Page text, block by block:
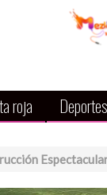
roja Deportes